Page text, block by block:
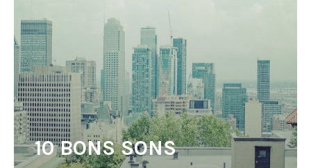
10 BONS SONS